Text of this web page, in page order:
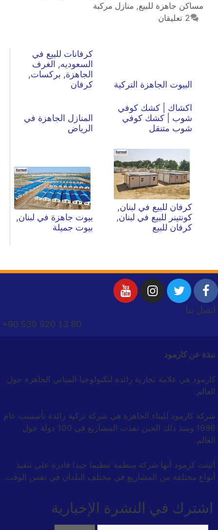
مساكن جاهزة للبيع, منازل مركبة
2 تعليقان
البيوت الجاهزة التركية
كرفانات للبيع في
السعوديه, الغرف
الجاهزة, بركسات,
كرفان
اكشاك | كشك كوفي
شوب | كشك كوفي
شوب متنقل
المنازل الجاهزة في
الرياض
كرفان للبيع في لبنان,
كونتينر للبيع في لبنان,
كرفان للبيع
بيوت جاهزة في لبنان,
بيوت جميلة
اتصل بنا
+90 539 920 13 80
نبذة عن كارمود
كارمود هي علامة تجارية رائدة لتكنولوجيا المباني الجاهزة حول
العالم.
شركة كارمود للبناء الجاهزة هي شركة تركية رائدة تأسست عام
1986 ومنذ ذلك الحين نفذت المشاريع في 100 دولة حول
العالم.
أثبتت كرمود أنها شركة منظمة تنظيما جيدا قادرة على تنفيذ
أنواع مختلفة من المشاريع في مختلف البلدان في نفس الوقت.
اشترك في النشرة الإخبارية